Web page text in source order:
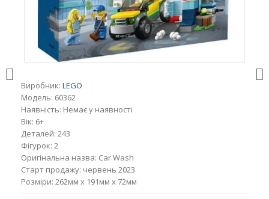
Виробник: LEGO
Модель: 60362
Наявність: Немає у наявності
Вік: 6+
Деталей: 243
Фігурок: 2
Оригінальна назва: Car Wash
Старт продажу: червень 2023
Розміри: 262мм x 191мм x 72мм